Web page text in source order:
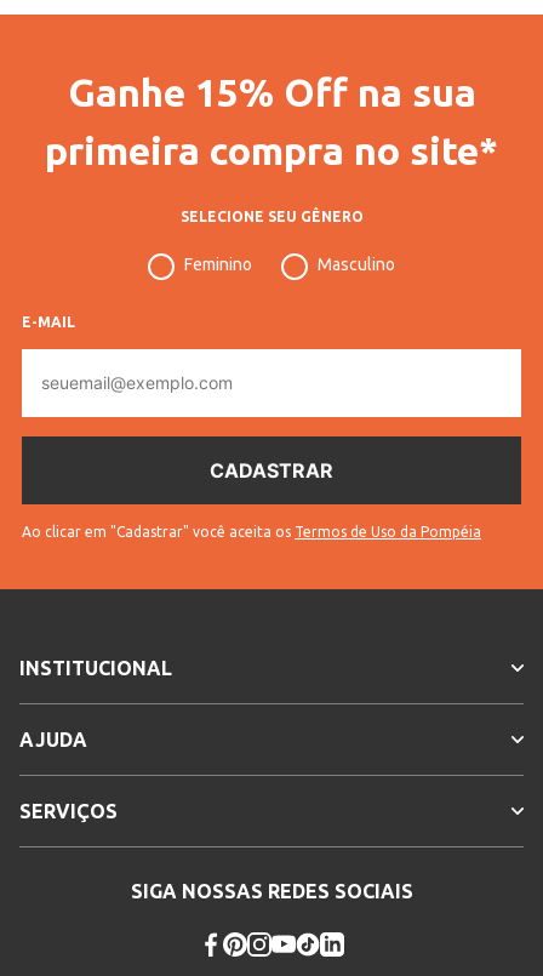
Código Completo 10204807009602
Masculino
Plus Size
Manga Longa
Tecido
Cores Verde
Ganhe 15% Off na sua
primeira compra no site*
SELECIONE SEU GÊNERO
Feminino Masculino
E-MAIL
mail
Ao clicar em "Cadastrar" você aceita os Termos de Uso da Pompéia
INSTITUCIONAL
AJUDA
SERVIÇOS
SIGA NOSSAS REDES SOCIAIS